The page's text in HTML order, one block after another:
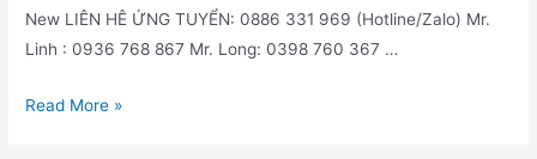
New LIÊN HÊ ỨNG TUYỂN: 0886 331 969 (Hotline/Zalo) Mr.
Linh : 0936 768 867 Mr. Long: 0398 760 367 …
Read More »